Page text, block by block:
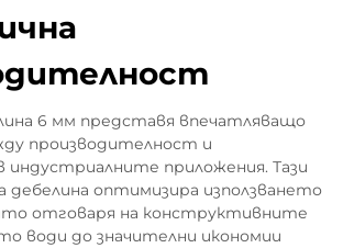
6 мм представя впечатляващо
производителност и
индустриалните приложения. Тази
дебелина оптимизира използването
отговаря на конструктивните
води до значителни икономии